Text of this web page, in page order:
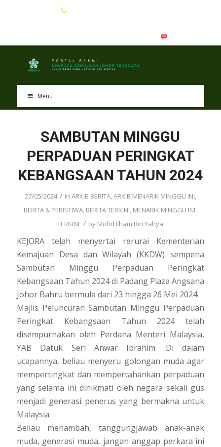
Menu
SAMBUTAN MINGGU
PERPADUAN PERINGKAT
KEBANGSAAN TAHUN 2024
27/05/2024 / in ARKIB BERITA,ARKIB MENARIK MINGGU INI,
BERITA & PERISTIWA, BERITA TERKINI, MENARIK MINGGU INI,
TERKINI / by Mohd Ilham Bin Yahya
KEJORA telah menyertai rerurai Kementerian
Kemajuan Desa dan Wilayah (KKDW) sempena
Sambutan Minggu Perpaduan Peringkat
Kebangsaan Tahun 2024 di Padang Plaza Angsana
Johor Bahru bermula dari 23 hingga 26 Mei 2024.
Majlis Peluncuran Sambutan Minggu Perpaduan
Peringkat Kebangsaan Tahun 2024 telah
disempurnakan oleh Perdana Menteri Malaysia,
YAB Datuk Seri Anwar Ibrahim. Di dalam
ucapannya, beliau menyeru golongan muda agar
mempertingkat dan mempertahankan perpaduan
yang selama ini dinikmati oleh negara sekali gus
menjadi generasi penerus yang bermakna untuk
Malaysia.
Beliau menambah, tanggungjawab anak-anak
muda, generasi muda, jangan anggap perkara ini